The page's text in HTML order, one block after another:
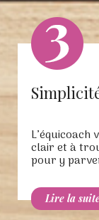
clair et à
pour y